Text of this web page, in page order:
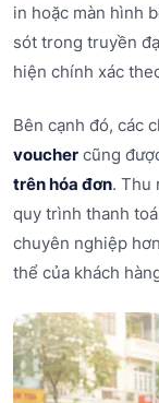
in hoặc màn hình
sót trong truyền
hiện chính xác
Bên cạnh đó, các
voucher cũng
trên hóa đơn. Thu
quy trình thanh
chuyên nghiệp
thể của khách